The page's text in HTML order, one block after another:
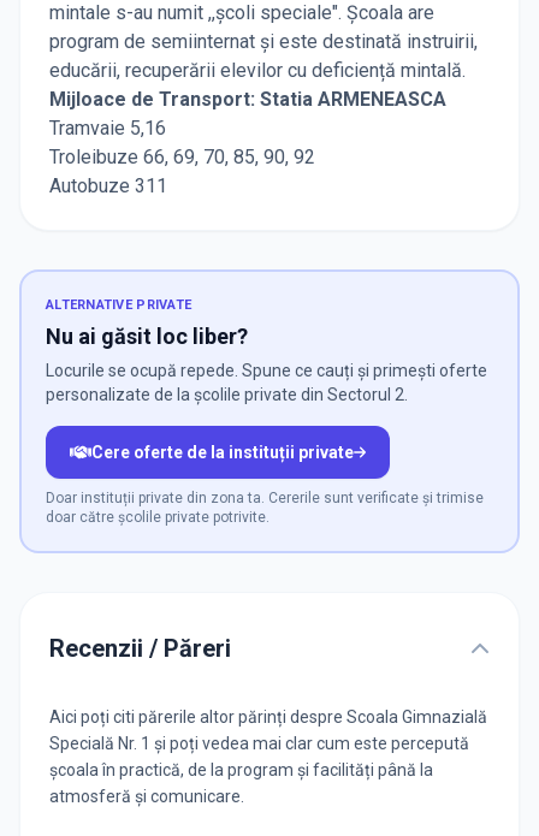
mintale s-au numit ,,școli speciale". Școala are
program de semiinternat și este destinată instruirii,
educării, recuperării elevilor cu deficiență mintală.
Mijloace de Transport: Statia ARMENEASCA
Tramvaie 5,16
Troleibuze 66, 69, 70, 85, 90, 92
Autobuze 311
ALTERNATIVE PRIVATE
Nu ai găsit loc liber?
Locurile se ocupă repede. Spune ce cauți și primești oferte
personalizate de la școlile private din Sectorul 2.
Cere oferte de la instituții private
Doar instituții private din zona ta. Cererile sunt verificate și trimise
doar către școlile private potrivite.
Recenzii / Păreri
Aici poți citi părerile altor părinți despre Scoala Gimnazială
Specială Nr. 1 și poți vedea mai clar cum este percepută
școala în practică, de la program și facilități până la
atmosferă și comunicare.